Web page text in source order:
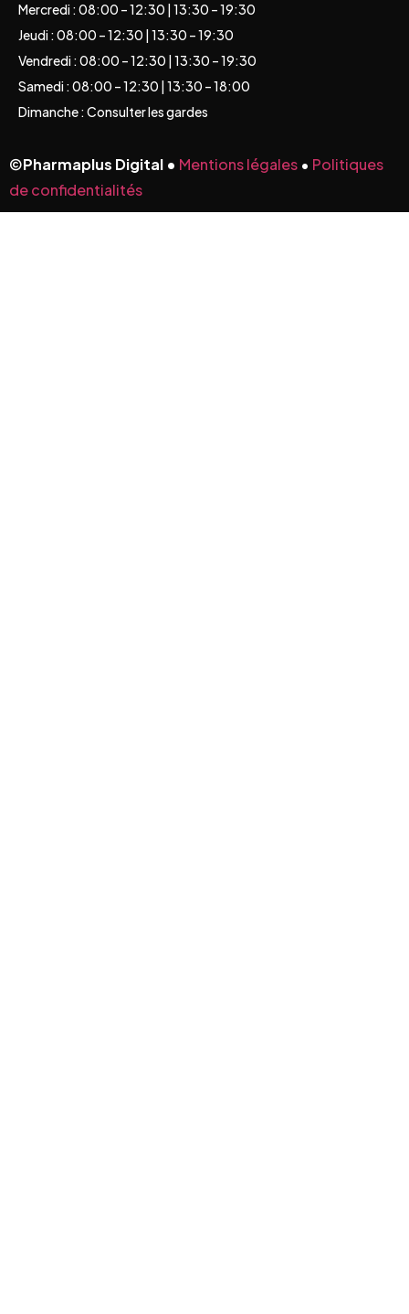
Mercredi : 08:00 – 12:30 | 13:30 – 19:30
Jeudi : 08:00 – 12:30 | 13:30 – 19:30
Vendredi : 08:00 – 12:30 | 13:30 – 19:30
Samedi : 08:00 – 12:30 | 13:30 – 18:00
Dimanche : Consulter les gardes
©Pharmaplus Digital • Mentions légales • Politiques
de confidentialités